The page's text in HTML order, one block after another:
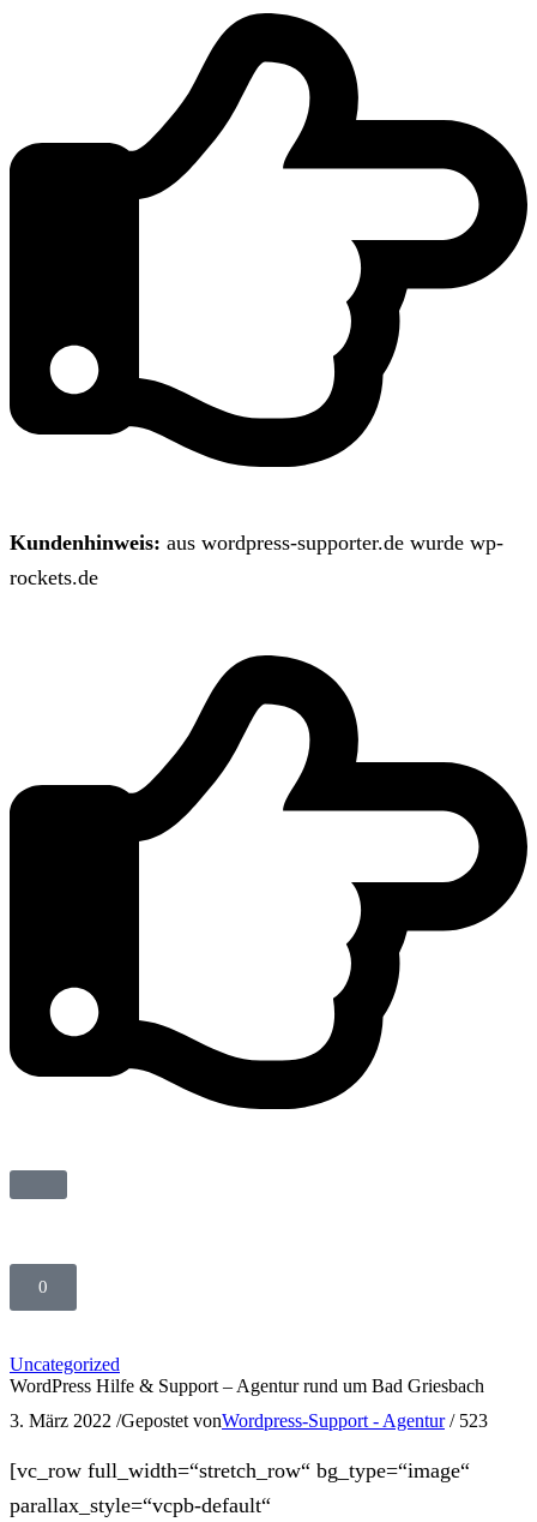
Kundenhinweis: aus wordpress-supporter.de wurde wp-
rockets.de
0
Uncategorized
WordPress Hilfe & Support – Agentur rund um Bad Griesbach
3. März 2022 /Gepostet vonWordpress-Support - Agentur / 523
[vc_row full_width=“stretch_row“ bg_type=“image“
parallax_style=“vcpb-default“